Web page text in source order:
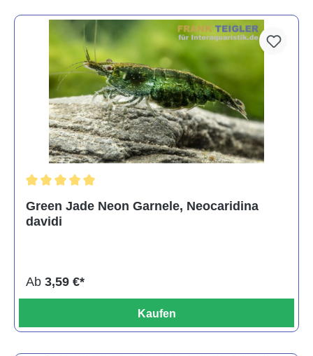
Green Jade Neon Garnele, Neocaridina
davidi
Ab 3,59 €*
Kaufen